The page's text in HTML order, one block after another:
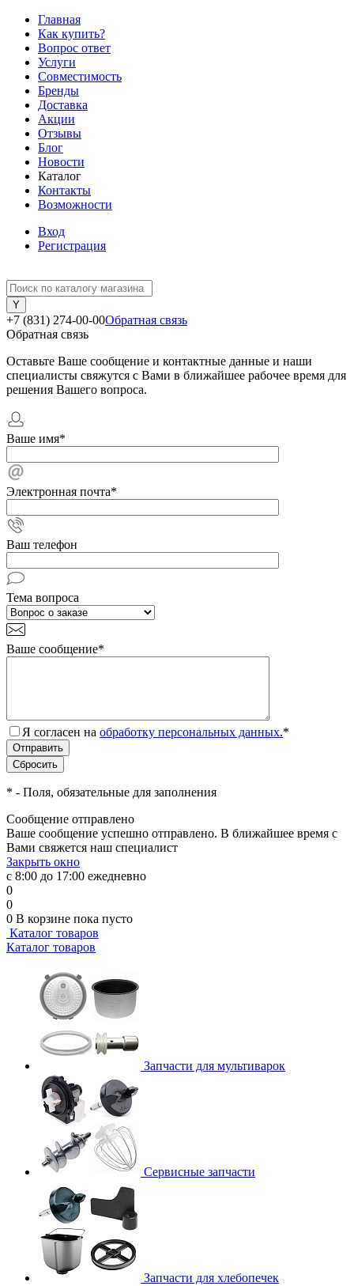
Главная
Как купить?
Вопрос ответ
Услуги
Совместимость
Бренды
Доставка
Акции
Отзывы
Блог
Новости
Каталог
Контакты
Возможности
Вход
Регистрация
+7 (831) 274-00-00Обратная связь
Обратная связь
Оставьте Ваше сообщение и контактные данные и наши
специалисты свяжутся с Вами в ближайшее рабочее время для
решения Вашего вопроса.
Ваше имя*
Электронная почта*
Ваш телефон
Тема вопроса
Ваше сообщение*
Я согласен на обработку персональных данных.*
* - Поля, обязательные для заполнения
Сообщение отправлено
Ваше сообщение успешно отправлено. В ближайшее время с
Вами свяжется наш специалист
Закрыть окно
с 8:00 до 17:00 ежедневно
0
0
0 В корзине пока пусто
Каталог товаров
Каталог товаров
Запчасти для мультиварок
Сервисные запчасти
Запчасти для хлебопечек